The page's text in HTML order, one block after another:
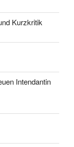
Kurzkritik
Intendantin